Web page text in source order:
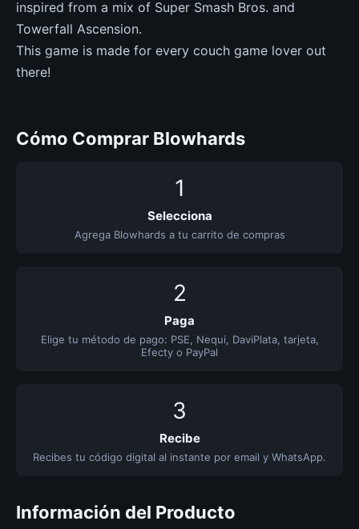
inspired from a mix of Super Smash Bros. and
Towerfall Ascension.
This game is made for every couch game lover out
there!
Cómo Comprar Blowhards
1
Selecciona
Agrega Blowhards a tu carrito de compras
2
Paga
Elige tu método de pago: PSE, Nequi, DaviPlata, tarjeta,
Efecty o PayPal
3
Recibe
Recibes tu código digital al instante por email y WhatsApp.
Información del Producto